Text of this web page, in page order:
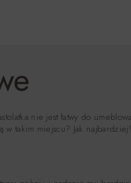
nie jest łatwy do
takim miejscu? Jak